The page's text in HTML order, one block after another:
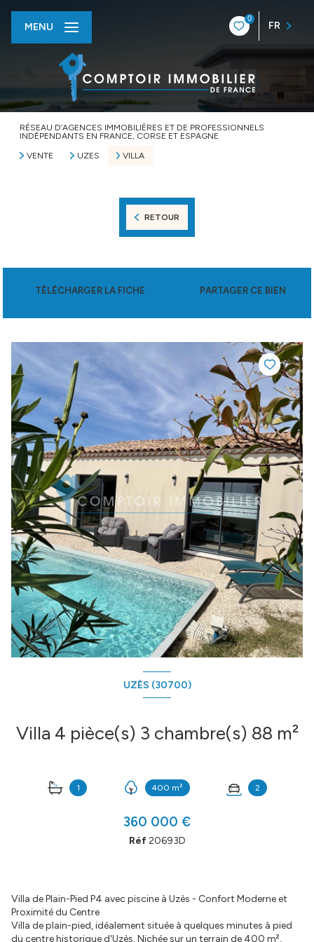
0
FR
MENU
RÉSEAU D’AGENCES IMMOBILIÈRES ET DE PROFESSIONNELS
INDÉPENDANTS EN FRANCE, CORSE ET ESPAGNE
VENTE
UZES VILLA
RETOUR
TÉLÉCHARGER LA FICHE PARTAGER CE BIEN
UZÈS (30700)
Villa 4 pièce(s) 3 chambre(s) 88 m²
1 400 m² 2
360 000 €
Réf20693D
Villa de Plain-Pied P4 avec piscine à Uzès - Confort Moderne et
Proximité du Centre
Villa de plain-pied, idéalement située à quelques minutes à pied
du centre historique d'Uzès. Nichée sur un terrain de 400 m²,